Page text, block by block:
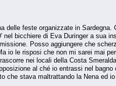
delle feste organizzate in Sar­degna.
bicchiere di Eva Duringer a sua
Posso aggiungere che
io le risposi che non mi sarei mai
nei loca­li della Costa
al ché io en­trassi nel
stava maltrattando la Nena ed io